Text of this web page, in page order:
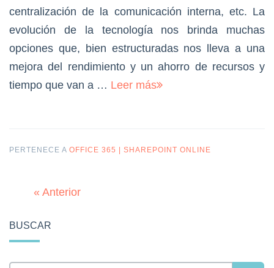
centralización de la comunicación interna, etc. La
evolución de la tecnología nos brinda muchas
opciones que, bien estructuradas nos lleva a una
mejora del rendimiento y un ahorro de recursos y
tiempo que van a … Leer más
PERTENECE A OFFICE 365 | SHAREPOINT ONLINE
« Anterior
BUSCAR